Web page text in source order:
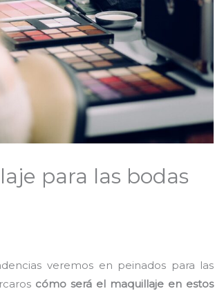
para las bodas
veremos en peinados para las
cómo será el maquillaje en estos